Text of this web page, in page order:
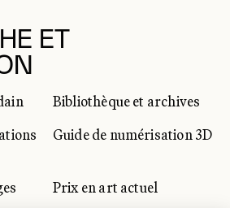
ET
Bibliothèque et archives
Guide de numérisation 3D
Prix en art actuel